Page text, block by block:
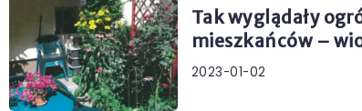
Tak wyglądały
mieszkańców –
2023-01-02